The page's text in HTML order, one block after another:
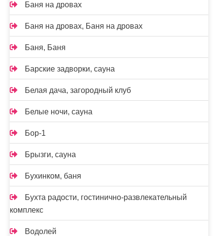
Баня на дровах
Баня на дровах, Баня на дровах
Баня, Баня
Барские задворки, сауна
Белая дача, загородный клуб
Белые ночи, сауна
Бор-1
Брызги, сауна
Бухинком, баня
Бухта радости, гостинично-развлекательный
комплекс
Водолей